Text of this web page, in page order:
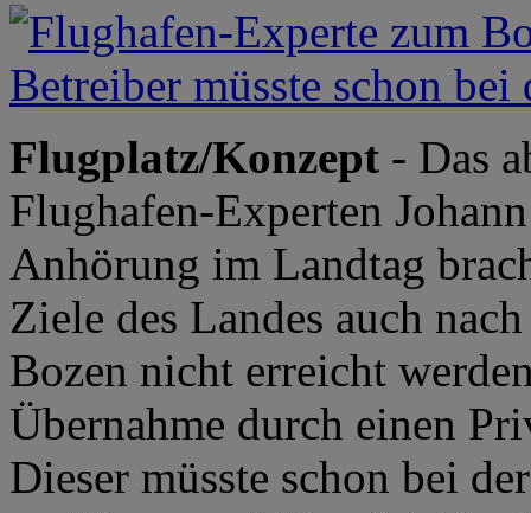
Flugplatz/Konzept - Das
Flughafen-Experten
Anhörung im Landtag
Ziele des Landes auch
Bozen nicht erreicht
Übernahme durch einen
Dieser müsste schon bei